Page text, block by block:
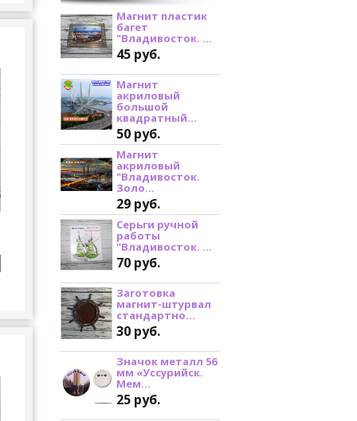
товарыМагнит пластик
багет
"Владивосток. ...
45 руб.
Магнит
акриловый
большой
квадратный...
50 руб.
Магнит
акриловый
"Владивосток.
Золо...
29 руб.
Серьги ручной
работы
"Владивосток. ...
70 руб.
Заготовка
магнит-штурвал
стандартно...
30 руб.
Значок металл 56
мм «Уссурийск.
Мем...
25 руб.